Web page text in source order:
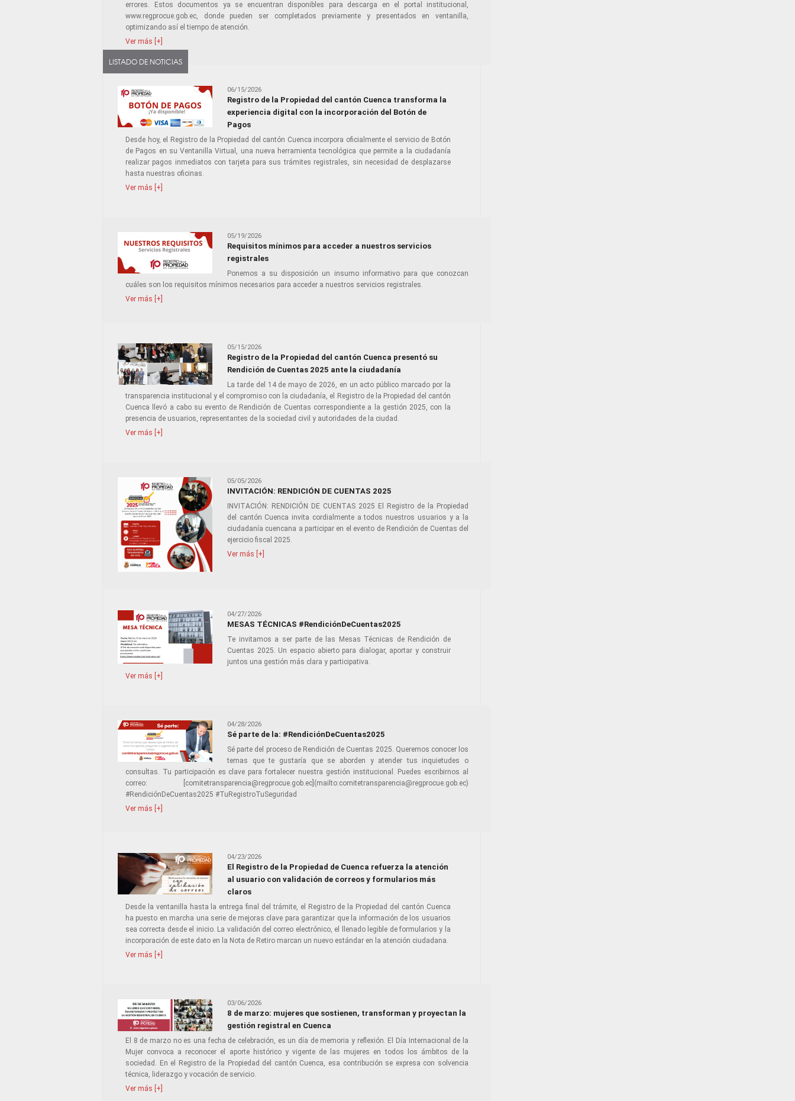
LISTADO DE NOTICIAS
errores. Estos documentos ya se encuentran disponibles para descarga en el portal institucional,
www.regprocue.gob.ec, donde pueden ser completados previamente y presentados en ventanilla,
optimizando así el tiempo de atención.
Ver más [+]
06/15/2026
Registro de la Propiedad del cantón Cuenca transforma la
experiencia digital con la incorporación del Botón de
Pagos
Desde hoy, el Registro de la Propiedad del cantón Cuenca incorpora oficialmente el servicio de Botón
de Pagos en su Ventanilla Virtual, una nueva herramienta tecnológica que permite a la ciudadanía
realizar pagos inmediatos con tarjeta para sus trámites registrales, sin necesidad de desplazarse
hasta nuestras oficinas.
Ver más [+]
05/19/2026
Requisitos mínimos para acceder a nuestros servicios
registrales
Ponemos a su disposición un insumo informativo para que conozcan
cuáles son los requisitos mínimos necesarios para acceder a nuestros servicios registrales.
Ver más [+]
05/15/2026
Registro de la Propiedad del cantón Cuenca presentó su
Rendición de Cuentas 2025 ante la ciudadanía
La tarde del 14 de mayo de 2026, en un acto público marcado por la
transparencia institucional y el compromiso con la ciudadanía, el Registro de la Propiedad del cantón
Cuenca llevó a cabo su evento de Rendición de Cuentas correspondiente a la gestión 2025, con la
presencia de usuarios, representantes de la sociedad civil y autoridades de la ciudad.
Ver más [+]
05/05/2026
INVITACIÓN: RENDICIÓN DE CUENTAS 2025
INVITACIÓN: RENDICIÓN DE CUENTAS 2025 El Registro de la Propiedad
del cantón Cuenca invita cordialmente a todos nuestros usuarios y a la
ciudadanía cuencana a participar en el evento de Rendición de Cuentas del
ejercicio fiscal 2025.
Ver más [+]
04/27/2026
MESAS TÉCNICAS #RendiciónDeCuentas2025
Te invitamos a ser parte de las Mesas Técnicas de Rendición de
Cuentas 2025. Un espacio abierto para dialogar, aportar y construir
juntos una gestión más clara y participativa.
Ver más [+]
04/28/2026
Sé parte de la: #RendiciónDeCuentas2025
Sé parte del proceso de Rendición de Cuentas 2025. Queremos conocer los
temas que te gustaría que se aborden y atender tus inquietudes o
consultas. Tu participación es clave para fortalecer nuestra gestión institucional. Puedes escribirnos al
correo: [comitetransparencia@regprocue.gob.ec](mailto:comitetransparencia@regprocue.gob.ec)
#RendiciónDeCuentas2025 #TuRegistroTuSeguridad
Ver más [+]
04/23/2026
El Registro de la Propiedad de Cuenca refuerza la atención
al usuario con validación de correos y formularios más
claros
Desde la ventanilla hasta la entrega final del trámite, el Registro de la Propiedad del cantón Cuenca
ha puesto en marcha una serie de mejoras clave para garantizar que la información de los usuarios
sea correcta desde el inicio. La validación del correo electrónico, el llenado legible de formularios y la
incorporación de este dato en la Nota de Retiro marcan un nuevo estándar en la atención ciudadana.
Ver más [+]
03/06/2026
8 de marzo: mujeres que sostienen, transforman y proyectan la
gestión registral en Cuenca
El 8 de marzo no es una fecha de celebración, es un día de memoria y reflexión. El Día Internacional de la
Mujer convoca a reconocer el aporte histórico y vigente de las mujeres en todos los ámbitos de la
sociedad. En el Registro de la Propiedad del cantón Cuenca, esa contribución se expresa con solvencia
técnica, liderazgo y vocación de servicio.
Ver más [+]